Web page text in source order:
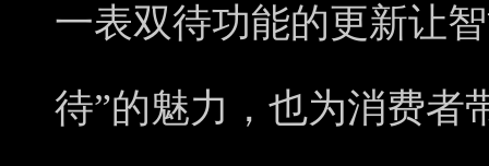
一表双待功能的更新让
待”的魅力，也为消费者